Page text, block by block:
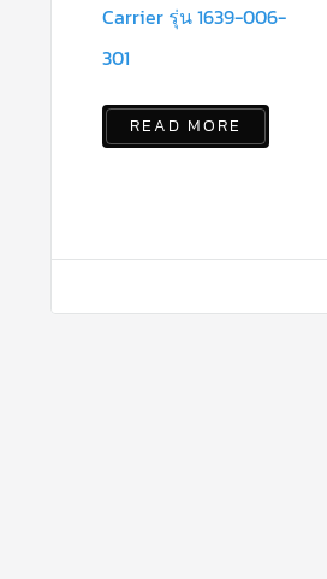
Carrier รุ่น 1639-006-
301
READ MORE